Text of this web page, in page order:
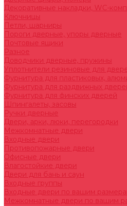
Декоративные накладки, WC-
Ключницы
Петли, шарниры
Пороги дверные, упоры дверные
Почтовые ящики
Разное
Доводчики дверные, пружины
Уплотнители резиновые для
Фурнитура для пластиковых,
Фурнитура для раздвижных
Фурнитура для финских дверей
Шпингалеты, засовы
Ручки дверные
Двери, арки, люки, перегородки
Межкомнатные двери
Входные двери
Противопожарные двери
Офисные двери
Влагостойкие двери
Двери для бань и саун
Входные группы
Входные двери по вашим
Межкомнатные двери по вашим